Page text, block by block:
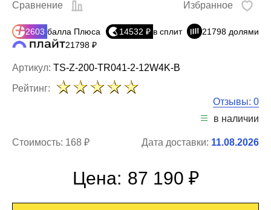
Артикул: TS-Z-200-TR041-2-12W4K-B
Сравнение Избранное
2603 балла Плюса 14532 ₽ в сплит
21798 долями
21798 ₽
Рейтинг:
Отзывы: 0
в наличии
Стоимость: 168 ₽ Дата доставки: 11.08.2026
Цена: 87 190 ₽